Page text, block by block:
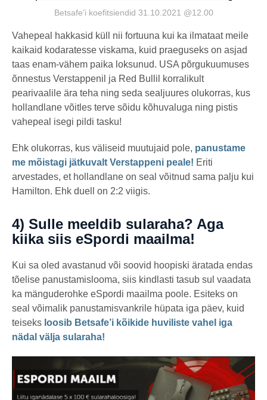
Betsafe’i koefitsiendid 31.10.2021 @12.00
Vahepeal hakkasid küll nii fortuuna kui ka ilmataat meile
kaikaid kodaratesse viskama, kuid praeguseks on asjad
taas enam-vähem paika loksunud. USA põrgukuumuses
õnnestus Verstappenil ja Red Bullil korralikult
pearivaalile ära teha ning seda sealjuures olukorras, kus
hollandlane võitles terve sõidu kõhuvaluga ning pistis
vahepeal isegi pildi tasku!
Ehk olukorras, kus väliseid muutujaid pole, panustame
me mõistagi jätkuvalt Verstappeni peale! Eriti
arvestades, et hollandlane on seal võitnud sama palju kui
Hamilton. Ehk duell on 2:2 viigis.
4) Sulle meeldib sularaha? Aga
kiika siis eSpordi maailma!
Kui sa oled avastanud või soovid hoopiski äratada endas
tõelise panustamislooma, siis kindlasti tasub sul vaadata
ka mänguderohke eSpordi maailma poole. Esiteks on
seal võimalik panustamisvankrile hüpata iga päev, kuid
teiseks loosib Betsafe’i kõikide huviliste vahel iga
nädal välja sularaha!